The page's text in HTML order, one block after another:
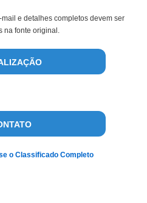
e detalhes completos devem ser
na fonte original.
o Classificado Completo